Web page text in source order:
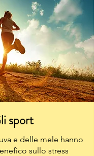
Vitamine:
K, C, gruppo B
Minerali:
Iodio, Molibdeno,
Cromo.
sport
e delle mele hanno
sullo stress